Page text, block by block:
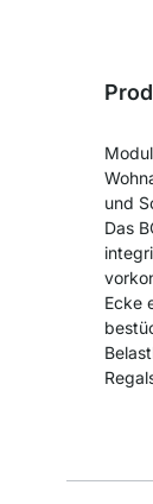
und
Das
Ecke